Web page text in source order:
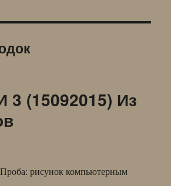
(15092015) Из
рисунок компьютерным